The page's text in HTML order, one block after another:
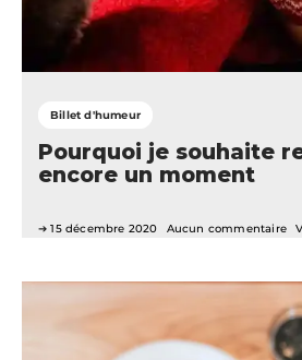
Billet d'humeur
Pourquoi je souhaite
encore un moment
15 décembre 2020 Aucun commentaire